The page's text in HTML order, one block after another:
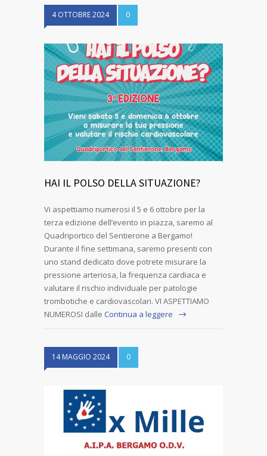
4 OTTOBRE 2024 0
HAI IL POLSO DELLA SITUAZIONE?
Vi aspettiamo numerosi il 5 e 6 ottobre per la
terza edizione dell’evento in piazza, saremo al
Quadriportico del Sentierone a Bergamo!
Durante il fine settimana, saremo presenti con
uno stand dedicato dove potrete misurare la
pressione arteriosa, la frequenza cardiaca e
valutare il rischio individuale per patologie
trombotiche e cardiovascolari. VI ASPETTIAMO
NUMEROSI dalle Continua a leggere
14 MAGGIO 2024 0